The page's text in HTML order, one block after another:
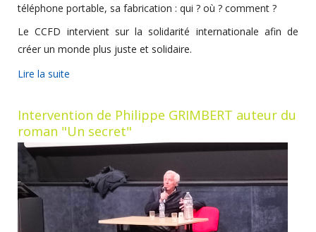
téléphone portable, sa fabrication : qui ? où ? comment ?
Le CCFD intervient sur la solidarité internationale afin de
créer un monde plus juste et solidaire.
Lire la suite
Intervention de Philippe GRIMBERT auteur du
roman "Un secret"